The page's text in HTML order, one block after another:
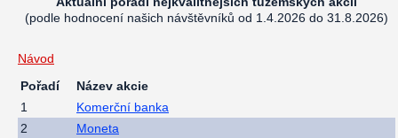
(podle hodnocení našich návštěvníků od 1.4.2026 do 31.8.2026)
Návod
Pořadí
Název akcie
1
Komerční banka
2
Moneta